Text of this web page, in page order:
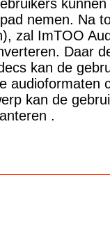
nemen. Na
zal ImTOO
Daar
kan de
audioformaten
kan de
.